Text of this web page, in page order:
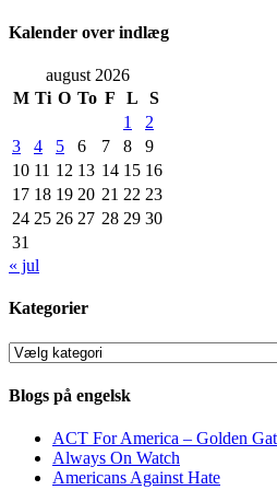
Kalender over indlæg
august 2026
M Ti O To F L
S
1
2
3
4 5 6 7 8
9
10 11 12 13 14 15 16
17 18 19 20 21 22 23
24 25 26 27 28 29 30
31
« jul
Kategorier
Kategorier
Blogs på engelsk
ACT For America – Golden
Always On Watch
Americans Against Hate